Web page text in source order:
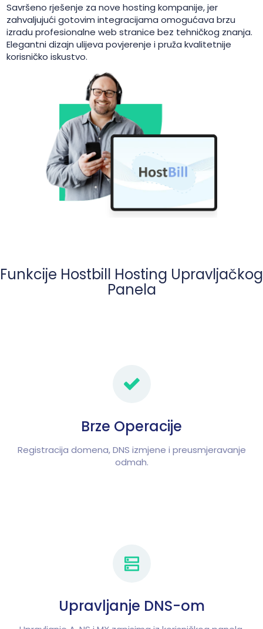
Savršeno rješenje za nove hosting kompanije, jer
zahvaljujući gotovim integracijama omogućava brzu
izradu profesionalne web stranice bez tehničkog znanja.
Elegantni dizajn ulijeva povjerenje i pruža kvalitetnije
korisničko iskustvo.
Funkcije Hostbill Hosting Upravljačkog
Panela
Brze Operacije
Registracija domena, DNS izmjene i preusmjeravanje
odmah.
Upravljanje DNS-om